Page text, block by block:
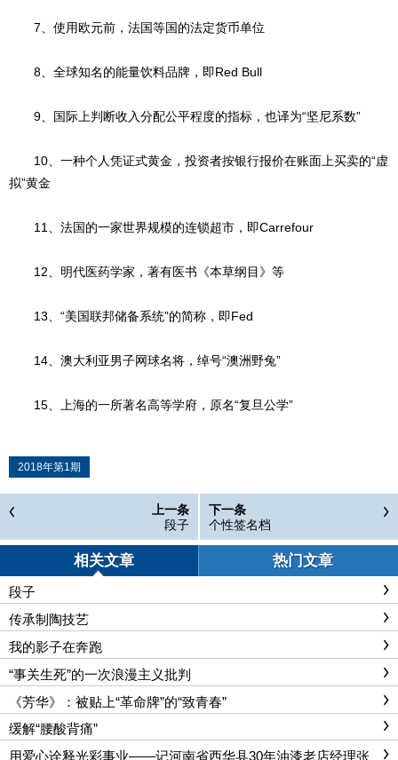
7、使用欧元前，法国等国的法定货币单位
8、全球知名的能量饮料品牌，即Red Bull
9、国际上判断收入分配公平程度的指标，也译为“坚尼系数”
10、一种个人凭证式黄金，投资者按银行报价在账面上买卖的“虚
拟”黄金
11、法国的一家世界规模的连锁超市，即Carrefour
12、明代医药学家，著有医书《本草纲目》等
13、“美国联邦储备系统”的简称，即Fed
14、澳大利亚男子网球名将，绰号“澳洲野兔”
15、上海的一所著名高等学府，原名“复旦公学”
2018年第1期
上一条
段子
下一条
个性签名档
相关文章 热门文章
段子
传承制陶技艺
我的影子在奔跑
“事关生死”的一次浪漫主义批判
《芳华》：被贴上“革命牌”的“致青春”
缓解“腰酸背痛”
用爱心诠释光彩事业——记河南省西华县30年油漆老店经理张